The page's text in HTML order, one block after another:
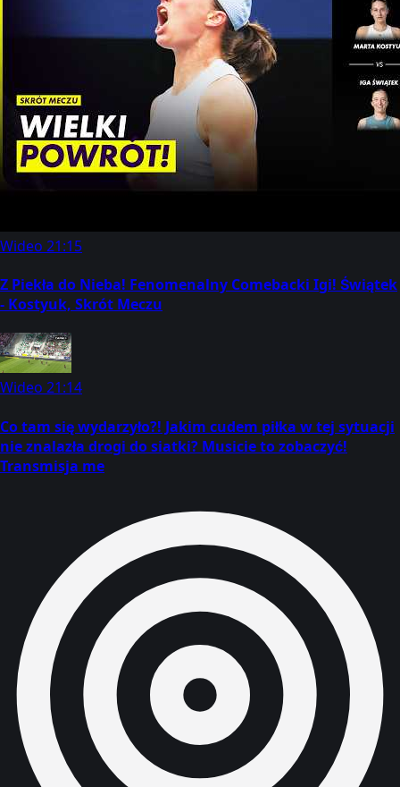
Wideo 21:15
Z Piekła do Nieba! Fenomenalny Comebacki Igi! Świątek
- Kostyuk, Skrót Meczu
Wideo 21:14
Co tam się wydarzyło?! Jakim cudem piłka w tej sytuacji
nie znalazła drogi do siatki? Musicie to zobaczyć!
Transmisja me